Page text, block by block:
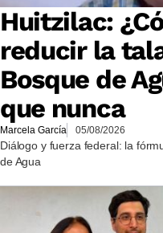
Huitzilac:
reducir la
Bosque de
que nunca
Marcela García 05/08/2026
Diálogo y fuerza federal: la
de Agua